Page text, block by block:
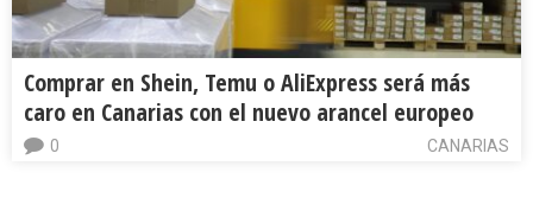
Comprar en Shein, Temu o AliExpress será más
caro en Canarias con el nuevo arancel europeo
CANARIAS
0